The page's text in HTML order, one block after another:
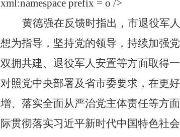
xml:namespace prefix = o />
黄德强在反馈时指出，市退役军
想为指导，坚持党的领导，持续加强
双拥共建、退役军人安置等方面取得一
对照党中央部署及省市委要求，在更
增、落实全面从严治党主体责任等方
际贯彻落实习近平新时代中国特色社